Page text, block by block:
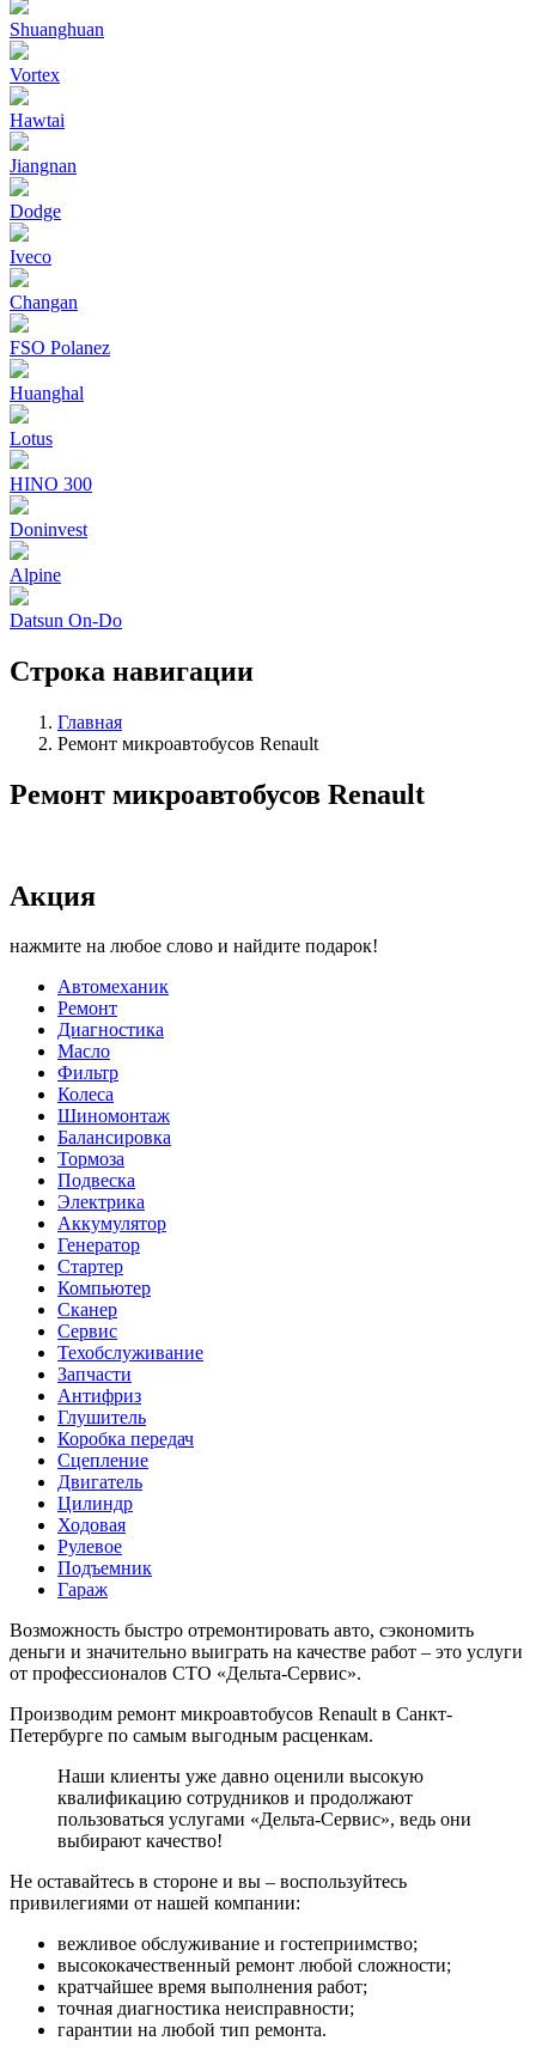
Shuanghuan
Vortex
Hawtai
Jiangnan
Dodge
Iveco
Changan
FSO Polanez
Huanghal
Lotus
HINO 300
Doninvest
Alpine
Datsun On-Do
Строка навигации
Главная
Ремонт микроавтобусов Renault
Ремонт микроавтобусов Renault
Акция
нажмите на любое слово и найдите подарок!
Автомеханик
Ремонт
Диагностика
Масло
Фильтр
Колеса
Шиномонтаж
Балансировка
Тормоза
Подвеска
Электрика
Аккумулятор
Генератор
Стартер
Компьютер
Сканер
Сервис
Техобслуживание
Запчасти
Антифриз
Глушитель
Коробка передач
Сцепление
Двигатель
Цилиндр
Ходовая
Рулевое
Подъемник
Гараж
Возможность быстро отремонтировать авто, сэкономить
деньги и значительно выиграть на качестве работ – это услуги
от профессионалов СТО «Дельта-Сервис».
Производим ремонт микроавтобусов Renault в Санкт-
Петербурге по самым выгодным расценкам.
Наши клиенты уже давно оценили высокую
квалификацию сотрудников и продолжают
пользоваться услугами «Дельта-Сервис», ведь они
выбирают качество!
Не оставайтесь в стороне и вы – воспользуйтесь
привилегиями от нашей компании:
вежливое обслуживание и гостеприимство;
высококачественный ремонт любой сложности;
кратчайшее время выполнения работ;
точная диагностика неисправности;
гарантии на любой тип ремонта.